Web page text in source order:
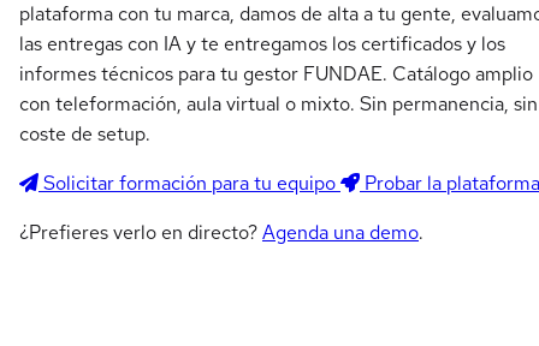
plataforma con tu marca, damos de alta a tu gente,
las entregas con IA y te entregamos los certificados y los
informes técnicos para tu gestor FUNDAE. Catálogo amplio
con teleformación, aula virtual o mixto. Sin permanencia, sin
coste de setup.
Solicitar formación para tu equipo
Probar la plataforma
¿Prefieres verlo en directo?Agenda una demo.